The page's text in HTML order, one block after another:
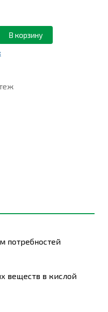
В корзину
потребностей
веществ в кислой